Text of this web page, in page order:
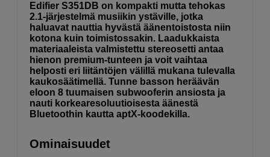
Edifier S351DB on kompakti mutta tehokas
2.1-järjestelmä musiikin ystäville, jotka
haluavat nauttia hyvästä äänentoistosta niin
kotona kuin toimistossakin. Laadukkaista
materiaaleista valmistettu stereosetti antaa
hienon premium-tunteen ja voit vaihtaa
helposti eri liitäntöjen välillä mukana tulevalla
kaukosäätimellä. Tunne basson heräävän
eloon 8 tuumaisen subwooferin ansiosta ja
nauti korkearesoluutioisesta äänestä
Bluetoothin kautta aptX-koodekilla.
Ominaisuudet